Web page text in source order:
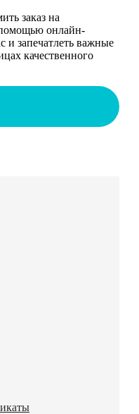
заказ на
онлайн-
и запечатлеть важные
качественного